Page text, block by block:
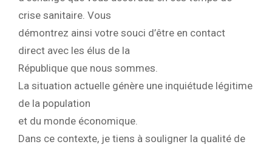
crise sanitaire. Vous
démontrez ainsi votre souci d’être en contact
direct avec les élus de la
République que nous sommes.
La situation actuelle génère une inquiétude légitime
de la population
et du monde économique.
Dans ce contexte, je tiens à souligner la qualité de